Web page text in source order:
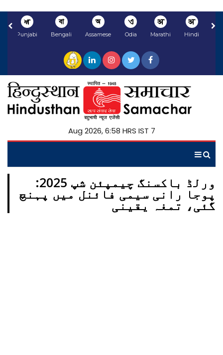
अ
Hindi
अ
Marathi
ଏ
Odia
অ
Assamese
বা
Bengali
ਅ
Punjabi
7 Aug 2026, 6:58 HRS IST
ورلڈ باکسنگ چیمپئن شپ 2025:
پوجا رانی سیمی فائنل میں پہنچ
گئی، تمغہ یقینی